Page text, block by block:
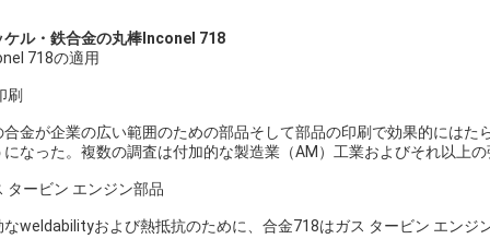
ケル・鉄合金の丸棒Inconel 718
718の適用
刷
合金が企業の広い範囲のための部品そして部品の印刷で効果的には
になった。複数の調査は付加的な製造業（AM）工業およびそれ以上
タービン エンジン部品
なweldabilityおよび熱抵抗のために、合金718はガス タービン エンジ